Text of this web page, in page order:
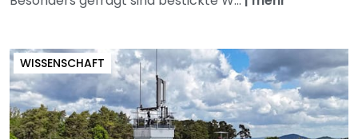
WISSENSCHAFT